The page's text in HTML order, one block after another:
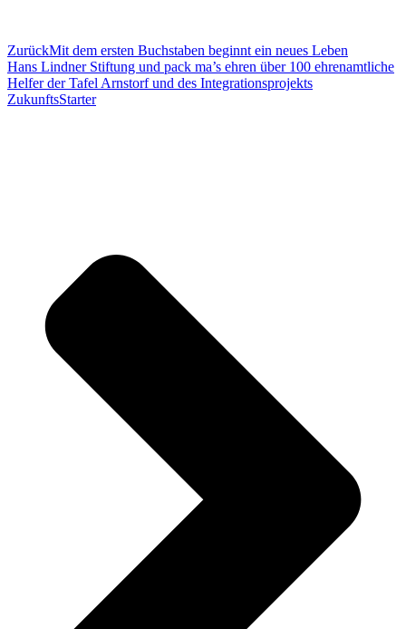
ZurückMit dem ersten Buchstaben beginnt ein neues Leben
Hans Lindner Stiftung und pack ma’s ehren über 100 ehrenamtliche
Helfer der Tafel Arnstorf und des Integrationsprojekts
ZukunftsStarter